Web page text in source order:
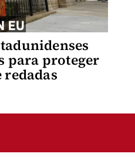
para proteger
redadas